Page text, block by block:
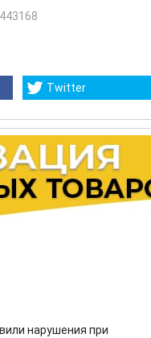
Twitter
нарушения при